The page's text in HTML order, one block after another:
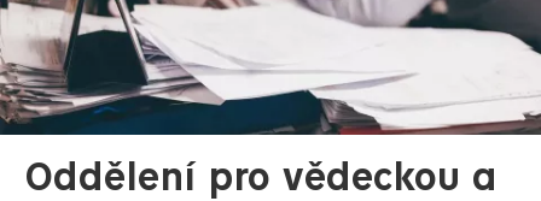
Oddělení pro vědeckou a